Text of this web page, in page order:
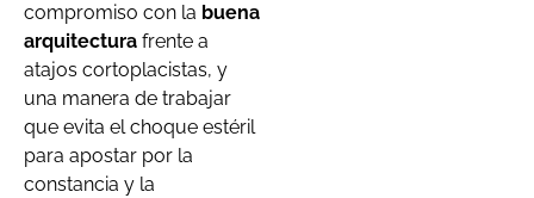
compromiso con la buena
arquitectura frente a
atajos cortoplacistas, y
una manera de trabajar
que evita el choque estéril
para apostar por la
constancia y la